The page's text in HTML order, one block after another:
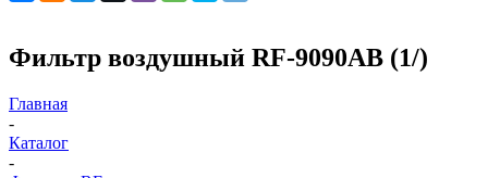
Фильтр воздушный RF-9090AB (1/)
Главная
-
Каталог
-